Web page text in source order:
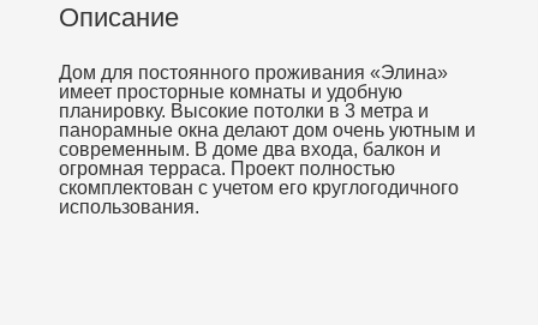
Описание
Дом для постоянного проживания «Элина»
имеет просторные комнаты и удобную
планировку. Высокие потолки в 3 метра и
панорамные окна делают дом очень уютным и
современным. В доме два входа, балкон и
огромная терраса. Проект полностью
скомплектован с учетом его круглогодичного
использования.